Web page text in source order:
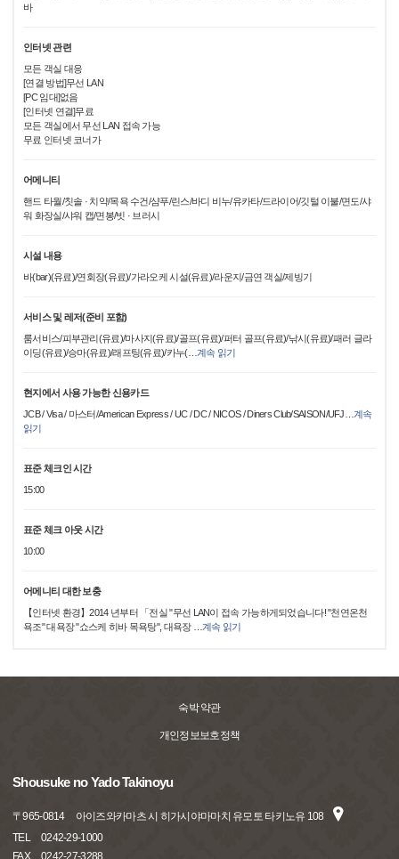
바
인터넷 관련
모든 객실 대응
[연결 방법]무선 LAN
[PC 임대]없음
[인터넷 연결]무료
모든 객실에서 무선 LAN 접속 가능
무료 인터넷 코너가
어메니티
핸드 타월/칫솔 · 치약/목욕 수건/샴푸/린스/바디 비누/유카타/드라이어/깃털 이불/면도/샤
워 화장실/샤워 캡/면봉/빗 · 브러시
시설 내용
바(bar)(유료)/연회장(유료)/가라오케 시설(유료)/라운지/금연 객실/제빙기
서비스 및 레저(준비 포함)
룸서비스/피부관리(유료)/마사지(유료)/골프(유료)/퍼터 골프(유료)/낚시(유료)/패러 글라
이딩(유료)/승마(유료)/래프팅(유료)/카누(… 계속 읽기
현지에서 사용 가능한 신용카드
JCB / Visa / 마스터/American Express / UC / DC / NICOS / Diners Club/SAISON/UFJ
계속
읽기
표준 체크인 시간
15:00
표준 체크 아웃 시간
10:00
어메니티 대한 보충
【인터넷 환경】2014 년부터 「전실 "무선 LAN이 접속 가능하게되었습니다! "천연온천
욕조" 대욕장 "쇼스케 히바 목욕탕", 대욕장
계속 읽기
숙박 약관
개인정보보호정책
Shousuke no Yado Takinoyu
〒965-0814
아이즈와카마츠 시 히가시야마마치 유모토 타키노유 108
TEL
0242-29-1000
FAX
0242-27-3288